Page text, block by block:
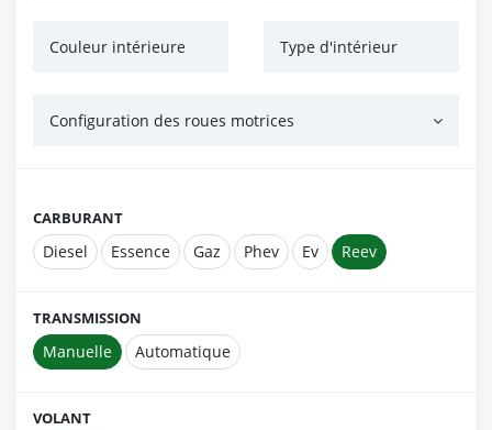
Couleur intérieure Type d'intérieur
Configuration des roues motrices
CARBURANT
Diesel Essence Gaz Phev Ev Reev
TRANSMISSION
Manuelle Automatique
VOLANT